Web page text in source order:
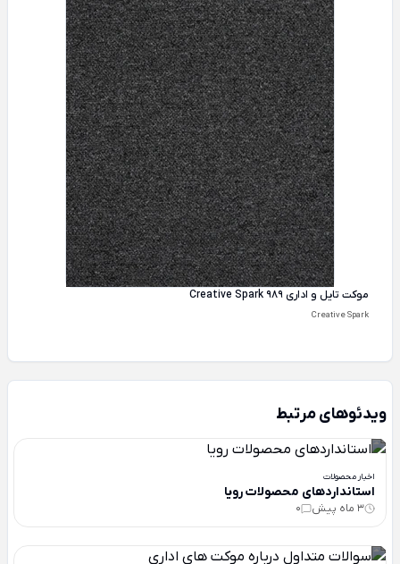
موکت تایل و اداری Creative Spark 989
Creative Spark
ویدئوهای مرتبط
اخبار محصولات
استانداردهای محصولات رویا
3 ماه پیش 0